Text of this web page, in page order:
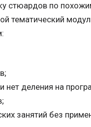
стюардов по
тематический
нет деления на
занятий без